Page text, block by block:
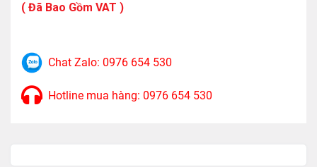
10M OD: 8,5mm 24AWG
25M OD: 8,5mm 26AWG
( Đã Bao Gồm VAT )
Chat Zalo: 0976 654 530
Hotline mua hàng: 0976 654 530